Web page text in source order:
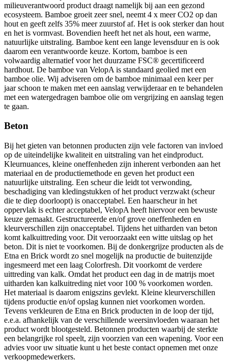
milieuverantwoord product draagt namelijk bij aan een gezond
ecosysteem. Bamboe groeit zeer snel, neemt 4 x meer CO2 op dan
hout en geeft zelfs 35% meer zuurstof af. Het is ook sterker dan hout
en het is vormvast. Bovendien heeft het net als hout, een warme,
natuurlijke uitstraling. Bamboe kent een lange levensduur en is ook
daarom een verantwoorde keuze. Kortom, bamboe is een
volwaardig alternatief voor het duurzame FSC® gecertificeerd
hardhout. De bamboe van VelopA is standaard geolied met een
bamboe olie. Wij adviseren om de bamboe minimaal een keer per
jaar schoon te maken met een aanslag verwijderaar en te behandelen
met een watergedragen bamboe olie om vergrijzing en aanslag tegen
te gaan.
Beton
Bij het gieten van betonnen producten zijn vele factoren van invloed
op de uiteindelijke kwaliteit en uitstraling van het eindproduct.
Kleurnuances, kleine oneffenheden zijn inherent verbonden aan het
materiaal en de productiemethode en geven het product een
natuurlijke uitstraling. Een scheur die leidt tot verwonding,
beschadiging van kledingstukken of het product verzwakt (scheur
die te diep doorloopt) is onacceptabel. Een haarscheur in het
oppervlak is echter acceptabel, VelopA heeft hiervoor een bewuste
keuze gemaakt. Gestructureerde en/of grove oneffenheden en
kleurverschillen zijn onacceptabel. Tijdens het uitharden van beton
komt kalkuittreding voor. Dit veroorzaakt een witte uitslag op het
beton. Dit is niet te voorkomen. Bij de donkergrijze producten als de
Etna en Brick wordt zo snel mogelijk na productie de buitenzijde
ingesmeerd met een laag Colorfresh. Dit voorkomt de verdere
uittreding van kalk. Omdat het product een dag in de matrijs moet
uitharden kan kalkuitreding niet voor 100 % voorkomen worden.
Het materiaal is daarom enigszins gevlekt. Kleine kleurverschillen
tijdens productie en/of opslag kunnen niet voorkomen worden.
Tevens verkleuren de Etna en Brick producten in de loop der tijd,
e.e.a. afhankelijk van de verschillende weersinvloeden waaraan het
product wordt blootgesteld. Betonnen producten waarbij de sterkte
een belangrijke rol speelt, zijn voorzien van een wapening. Voor een
advies voor uw situatie kunt u het beste contact opnemen met onze
verkoopmedewerkers.